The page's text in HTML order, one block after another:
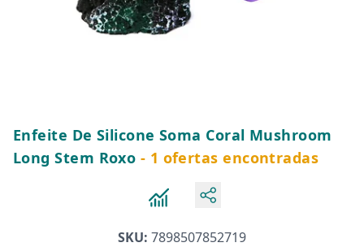
Enfeite De Silicone Soma Coral Mushroom
Long Stem Roxo - 1 ofertas encontradas
SKU: 7898507852719